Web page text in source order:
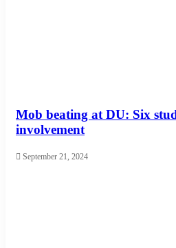
Mob beating at DU: Six
involvement
September 21, 2024